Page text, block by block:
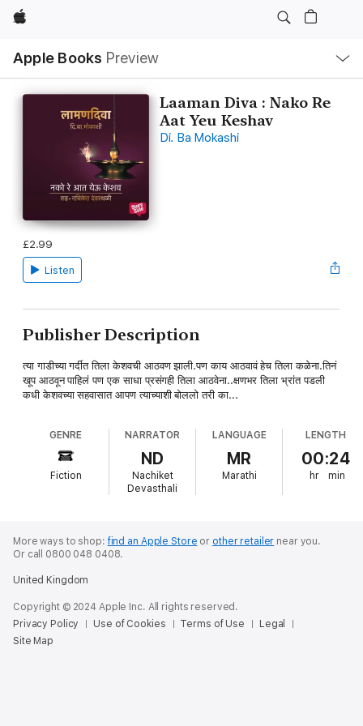
Apple
Apple Books Preview
Nav
Open
Menu
Laaman Diva : Nako Re
Aat Yeu Keshav
Di. Ba Mokashi
£2.99
Listen
Publisher Description
त्या गाडीच्या गर्दीत तिला केशवची आठवण झाली.पण काय आठवावं हेच तिला कळेना.तिनं
खूप आठवून पाहिलं पण एक साधा प्रसंगही तिला आठवेना..क्षणभर तिला भ्रांत पडली
कधी केशवच्या सहवासात आपण त्याच्याशी बोललो तरी का...
GENRE
Fiction
NARRATOR
ND
Nachiket
Devasthali
LANGUAGE
MR
Marathi
LENGTH
00:24
hr min
More ways to shop:find an Apple Store or other retailer near you.
Or call 0800 048 0408.
United Kingdom
Copyright © 2024 Apple Inc. All rights reserved.
Privacy Policy
Use of Cookies Terms of Use
Legal
Site Map